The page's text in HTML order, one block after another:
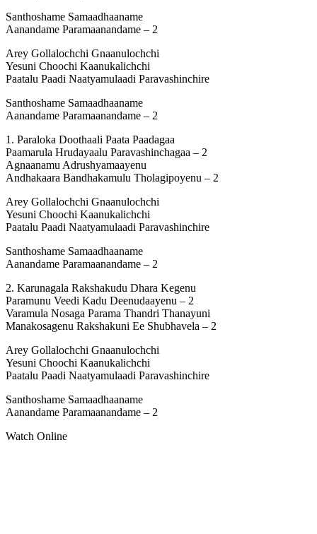
Santhoshame Samaadhaaname
Aanandame Paramaanandame – 2
Arey Gollalochchi Gnaanulochchi
Yesuni Choochi Kaanukalichchi
Paatalu Paadi Naatyamulaadi Paravashinchire
Santhoshame Samaadhaaname
Aanandame Paramaanandame – 2
1. Paraloka Doothaali Paata Paadagaa
Paamarula Hrudayaalu Paravashinchagaa – 2
Agnaanamu Adrushyamaayenu
Andhakaara Bandhakamulu Tholagipoyenu – 2
Arey Gollalochchi Gnaanulochchi
Yesuni Choochi Kaanukalichchi
Paatalu Paadi Naatyamulaadi Paravashinchire
Santhoshame Samaadhaaname
Aanandame Paramaanandame – 2
2. Karunagala Rakshakudu Dhara Kegenu
Paramunu Veedi Kadu Deenudaayenu – 2
Varamula Nosaga Parama Thandri Thanayuni
Manakosagenu Rakshakuni Ee Shubhavela – 2
Arey Gollalochchi Gnaanulochchi
Yesuni Choochi Kaanukalichchi
Paatalu Paadi Naatyamulaadi Paravashinchire
Santhoshame Samaadhaaname
Aanandame Paramaanandame – 2
Watch Online